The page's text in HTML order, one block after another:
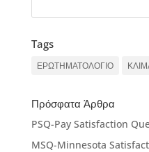
Tags
ΕΡΩΤΗΜΑΤΟΛΟΓΙΟ
Πρόσφατα Άρθρα
PSQ-Pay Satisfaction
MSQ-Minnesota